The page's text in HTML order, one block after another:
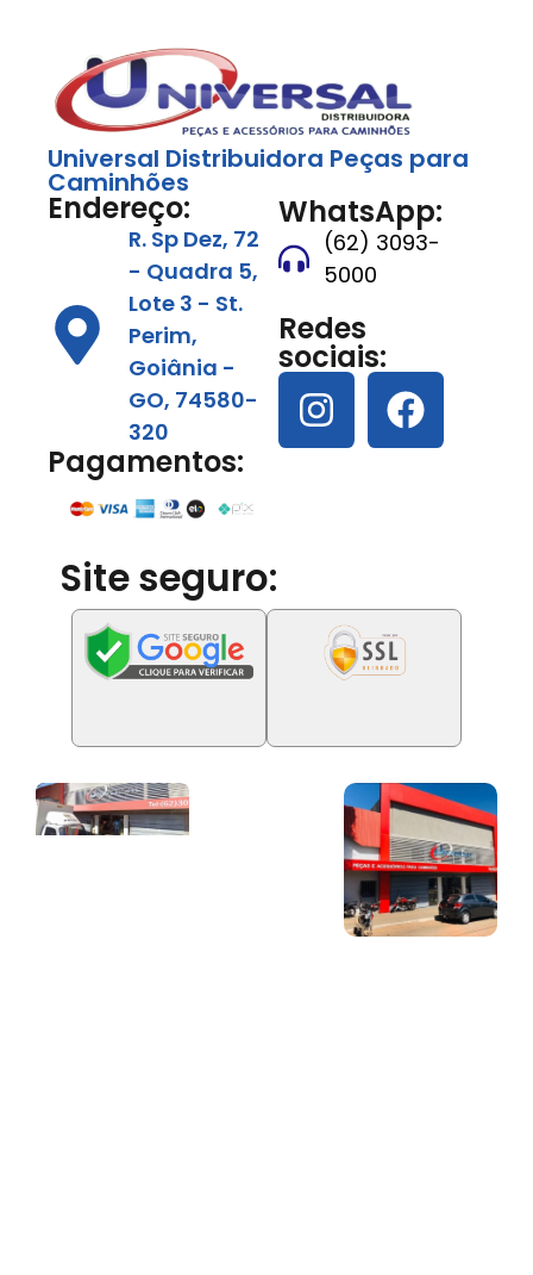
Universal Distribuidora Peças para
Caminhões
Endereço:
R. Sp Dez, 72
- Quadra 5,
Lote 3 - St.
Perim,
Goiânia -
GO, 74580-
320
Pagamentos:
WhatsApp:
(62) 3093-
5000
Redes
sociais:
Site seguro: